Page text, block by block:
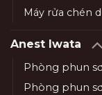
Máy rửa chén
Anest Iwata
Phòng phun
Phòng phun